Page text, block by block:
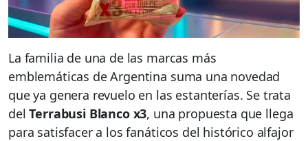
La familia de una de las marcas más
emblemáticas de Argentina suma una novedad
que ya genera revuelo en las estanterías. Se trata
delTerrabusi Blanco x3, una propuesta que llega
para satisfacer a los fanáticos del histórico alfajor